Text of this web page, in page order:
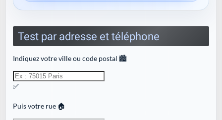
Test par adresse et téléphone
Indiquez votre ville ou code postal 🏙️
✅
Puis votre rue 🏠